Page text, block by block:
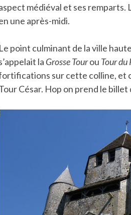
médiéval et ses
une après-midi.
Le point culminant de la ville
la Grosse Tourou Tour du
sur cette colline, et
César. Hop on prend le